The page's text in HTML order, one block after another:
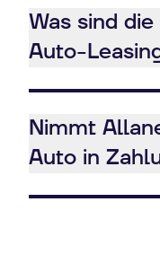
Was sind
Auto-
Nimmt
Auto in